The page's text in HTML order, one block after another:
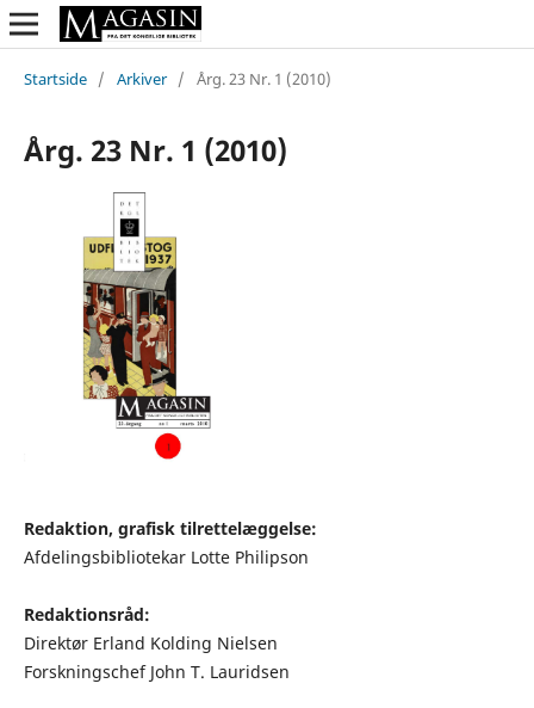
Startside / Arkiver / Årg. 23 Nr. 1 (2010)
Årg. 23 Nr. 1 (2010)
Redaktion, grafisk tilrettelæggelse:
Afdelingsbibliotekar Lotte Philipson
Redaktionsråd:
Direktør Erland Kolding Nielsen
Forskningschef John T. Lauridsen